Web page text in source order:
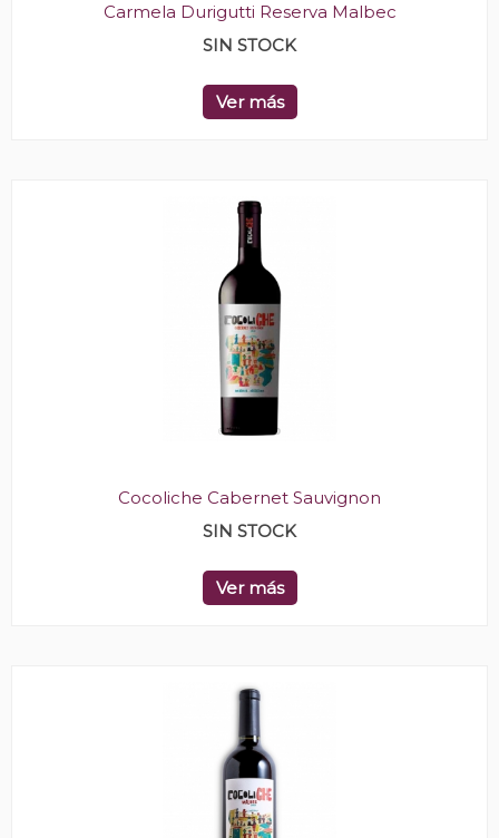
Carmela Durigutti Reserva Malbec
SIN STOCK
Ver más
Cocoliche Cabernet Sauvignon
SIN STOCK
Ver más